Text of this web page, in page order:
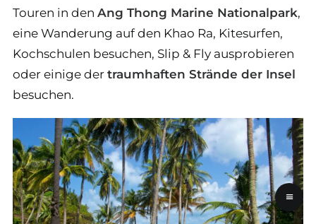
Touren in den Ang Thong Marine Nationalpark,
eine Wanderung auf den Khao Ra, Kitesurfen,
Kochschulen besuchen, Slip & Fly ausprobieren
oder einige der traumhaften Strände der Insel
besuchen.
≡